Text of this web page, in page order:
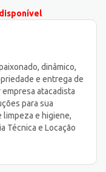
dinâmico,
e entrega de
atacadista
para sua
limpeza e higiene,
Técnica e Locação